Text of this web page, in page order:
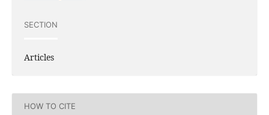
SECTION
Articles
HOW TO CITE